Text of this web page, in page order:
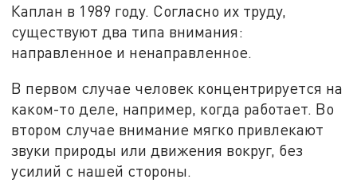
Каплан в 1989 году. Согласно их труду,
существуют два типа внимания:
направленное и ненаправленное.
В первом случае человек концентрируется на
каком-то деле, например, когда работает. Во
втором случае внимание мягко привлекают
звуки природы или движения вокруг, без
усилий с нашей стороны.